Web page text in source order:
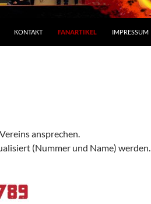
KONTAKT FANARTIKEL IMPRESSUM
ansprechen.
(Nummer und Name) werden.